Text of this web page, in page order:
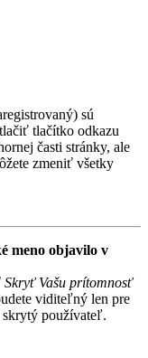
sú
tlačítko odkazu
časti stránky, ale
zmeniť všetky
meno objavilo v
Skryť Vašu prítomnosť
viditeľný len pre
skrytý používateľ.